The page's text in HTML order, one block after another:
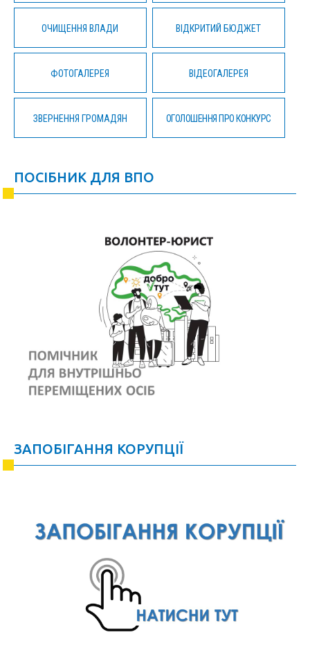
ОЧИЩЕННЯ ВЛАДИ ВІДКРИТИЙ БЮДЖЕТ
ФОТОГАЛЕРЕЯ ВІДЕОГАЛЕРЕЯ
ЗВЕРНЕННЯ ГРОМАДЯН ОГОЛОШЕННЯ ПРО КОНКУРС
ПОСІБНИК ДЛЯ ВПО
ЗАПОБІГАННЯ КОРУПЦІЇ